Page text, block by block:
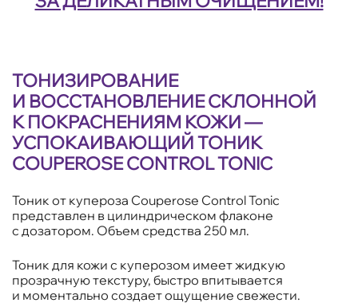
ТОНИЗИРОВАНИЕ
И ВОССТАНОВЛЕНИЕ СКЛОННОЙ
К ПОКРАСНЕНИЯМ КОЖИ —
УСПОКАИВАЮЩИЙ ТОНИК
COUPEROSE CONTROL TONIC
Тоник от купероза Couperose Control Tonic
представлен в цилиндрическом флаконе
с дозатором. Объем средства 250 мл.
Тоник для кожи с куперозом имеет жидкую
прозрачную текстуру, быстро впитывается
и моментально создает ощущение свежести.